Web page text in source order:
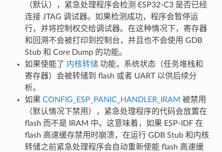
（默认），紧急处理程序会检测 ESP32-C3 是否已经
连接 JTAG 调试器。如果检测成功，程序会暂停运
行，并将控制权交给调试器。在这种情况下，寄存器
和回溯不会被打印到控制台，并且也不会使用 GDB
Stub 和 Core Dump 的功能。
如果使能了 内核转储功能，系统状态（任务堆栈和
寄存器）会被转储到 flash 或者 UART 以供后续分
析。
如果 CONFIG_ESP_PANIC_HANDLER_IRAM 被禁用
（默认情况下禁用），紧急处理程序的代码会放置在
flash 而不是 IRAM 中。这意味着，如果 ESP-IDF 在
flash 高速缓存禁用时崩溃，在运行 GDB Stub 和内核
转储之前紧急处理程序会自动重新使能 flash 高速缓